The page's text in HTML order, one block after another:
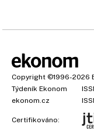
Copyright ©1996-2026
Týdeník Ekonom
ekonom.cz
Certifikováno: